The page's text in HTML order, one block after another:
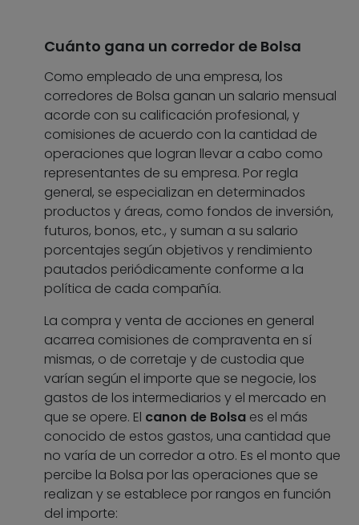
Cuánto gana un corredor de Bolsa
Como empleado de una empresa, los
corredores de Bolsa ganan un salario mensual
acorde con su calificación profesional, y
comisiones de acuerdo con la cantidad de
operaciones que logran llevar a cabo como
representantes de su empresa. Por regla
general, se especializan en determinados
productos y áreas, como fondos de inversión,
futuros, bonos, etc., y suman a su salario
porcentajes según objetivos y rendimiento
pautados periódicamente conforme a la
política de cada compañía.
La compra y venta de acciones en general
acarrea comisiones de compraventa en sí
mismas, o de corretaje y de custodia que
varían según el importe que se negocie, los
gastos de los intermediarios y el mercado en
que se opere. El canon de Bolsa es el más
conocido de estos gastos, una cantidad que
no varía de un corredor a otro. Es el monto que
percibe la Bolsa por las operaciones que se
realizan y se establece por rangos en función
del importe: